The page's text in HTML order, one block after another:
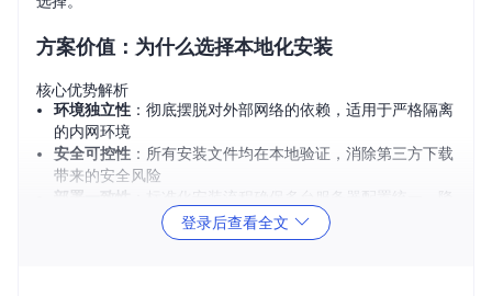
方案价值：为什么选择本地化安装
核心优势解析
环境独立性 ：彻底摆脱对外部网络的依赖，适用于严格隔离
的内网环境
安全可控性 ：所有安装文件均在本地验证，消除第三方下载
带来的安全风险
部署一致性
：相比传统手动配置，部署时间缩短70%以上
登录后查看全文